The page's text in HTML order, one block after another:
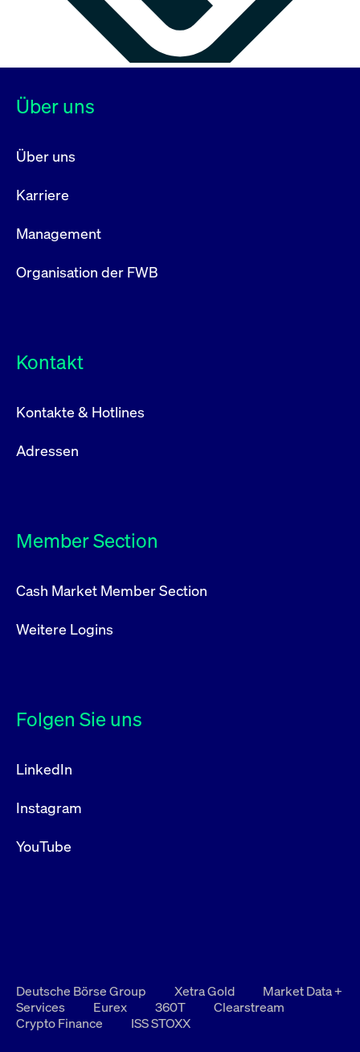
Über uns
Über uns
Karriere
Management
Organisation der FWB
Kontakt
Kontakte & Hotlines
Adressen
Member Section
Cash Market Member Section
Weitere Logins
Folgen Sie uns
LinkedIn
Instagram
YouTube
Deutsche Börse Group Xetra Gold
Market Data +
Services
Eurex 360T
Clearstream
Crypto Finance
ISS STOXX